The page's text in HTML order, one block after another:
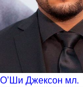
О’Ши Джексон мл.